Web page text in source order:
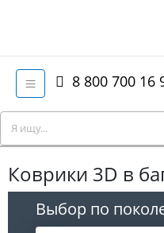
8 800 700 16
Коврики 3D в
Выбор по